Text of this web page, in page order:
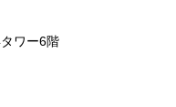
ワー6階